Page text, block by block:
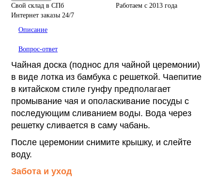
Свой склад в СПб
Работаем с 2013 года
Интернет заказы 24/7
Описание
Вопрос-ответ
Чайная доска (поднос для чайной церемонии)
в виде лотка из бамбука с решеткой. Чаепитие
в китайском стиле гунфу предполагает
промывание чая и ополаскивание посуды с
последующим сливанием воды. Вода через
решетку сливается в саму чабань.
После церемонии снимите крышку, и слейте
воду.
Забота и уход